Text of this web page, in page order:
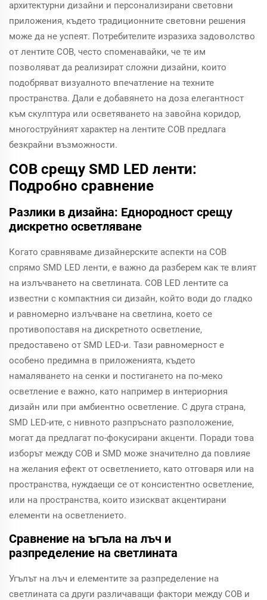
архитектурни дизайни и персонализирани световни
приложения, където традиционните световни решения
може да не успеят. Потребителите изразиха задоволство
от лентите COB, често споменавайки, че те им
позволяват да реализират сложни дизайни, които
подобряват визуалното впечатление на техните
пространства. Дали е добавянето на доза елегантност
към скулптура или осветяването на завойна коридор,
многоструйният характер на лентите COB предлага
безкрайни възможности.
COB срещу SMD LED ленти:
Подробно сравнение
Разлики в дизайна: Еднородност срещу
дискретно осветляване
Когато сравняваме дизайнерските аспекти на COB
спрямо SMD LED ленти, е важно да разберем как те влият
на излъчването на светлината. COB LED лентите са
известни с компактния си дизайн, който води до гладко
и равномерно излъчване на светлина, което се
противопоставя на дискретното осветление,
предоставено от SMD LED-и. Тази равномерност е
особено предимна в приложенията, където
намаляването на сенки и постигането на по-меко
осветление е важно, като например в интериорния
дизайн или при амбиентно осветление. С друга страна,
SMD LED-ите, с нивното разпръснато разположение,
могат да предлагат по-фокусирани акценти. Поради това
изборът между COB и SMD може значително да повлияе
на желания ефект от осветлението, като отговаря или на
пространства, нуждаещи се от консистентно осветление,
или на пространства, които изискват акцентирани
елементи на осветлението.
Сравнение на ъгъла на лъч и
разпределение на светлината
Угълът на лъч и елементите за разпределение на
светлината са други различаващи фактори между COB и